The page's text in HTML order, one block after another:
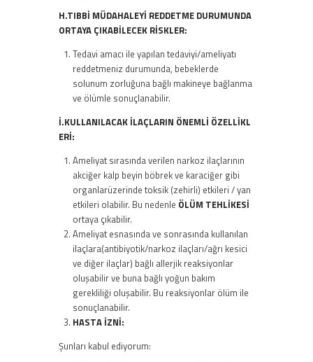
H.TIBBİ MÜDAHALEYİ REDDETME DURUMUNDA
ORTAYA ÇIKABİLECEK RİSKLER:
Tedavi amacı ile yapılan tedaviyi/ameliyatı
reddetmeniz durumunda, bebeklerde
solunum zorluğuna bağlı makineye bağlanma
ve ölümle sonuçlanabilir.
İ.KULLANILACAK İLAÇLARIN ÖNEMLİ ÖZELLİKL
ERİ:
Ameliyat sırasında verilen narkoz ilaçlarının
akciğer kalp beyin böbrek ve karaciğer gibi
organlarüzerinde toksik (zehirli) etkileri / yan
etkileri olabilir. Bu nedenle ÖLÜM TEHLİKESİ
ortaya çıkabilir.
Ameliyat esnasında ve sonrasında kullanılan
ilaçlara(antibiyotik/narkoz ilaçları/ağrı kesici
ve diğer ilaçlar) bağlı allerjik reaksiyonlar
oluşabilir ve buna bağlı yoğun bakım
gerekliliği oluşabilir. Bu reaksiyonlar ölüm ile
sonuçlanabilir.
HASTA İZNİ:
Şunları kabul ediyorum: